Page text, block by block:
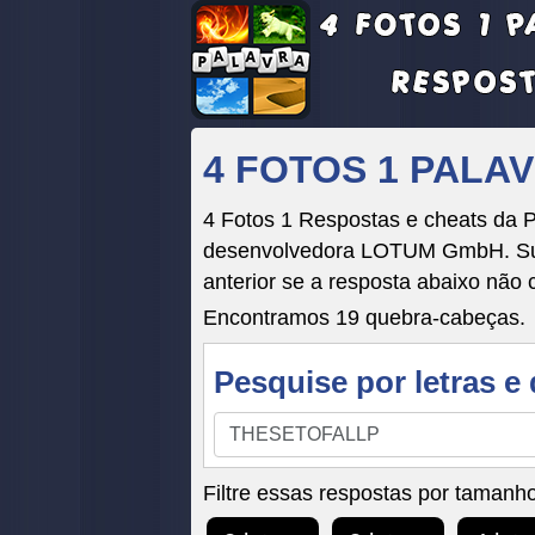
4 FOTOS 1
4 Fotos 1 Respostas e cheats da
desenvolvedora LOTUM GmbH.
anterior se a resposta abaixo não
Encontramos 19 quebra-cabeças.
Pesquise por letras
Pesquise
por
letras
e
Filtre essas respostas por